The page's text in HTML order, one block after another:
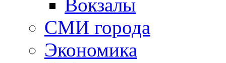
Вокзалы
СМИ города
Экономика